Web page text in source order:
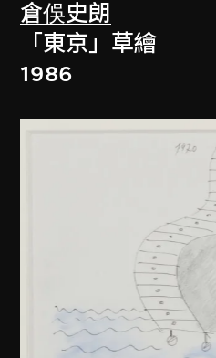
倉俁史朗
「東京」草繪
1986